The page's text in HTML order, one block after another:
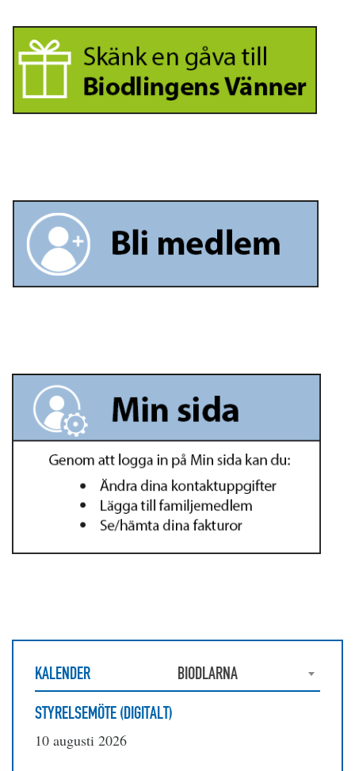
KALENDER
BIODLARNA
STYRELSEMÖTE (DIGITALT)
10 augusti 2026